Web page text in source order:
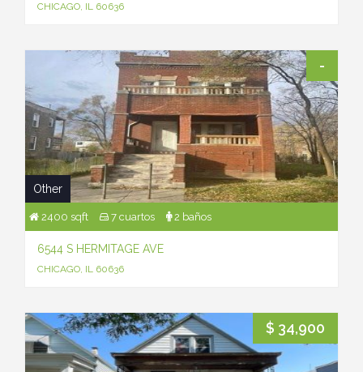
CHICAGO, IL 60636
-
Other
2400 sqft 7 cuartos 2 baños
6544 S HERMITAGE AVE
CHICAGO, IL 60636
$ 34,900